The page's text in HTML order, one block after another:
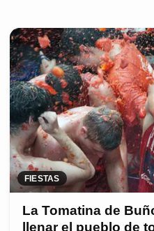
FIESTAS
La Tomatina de
llenar el pueblo de